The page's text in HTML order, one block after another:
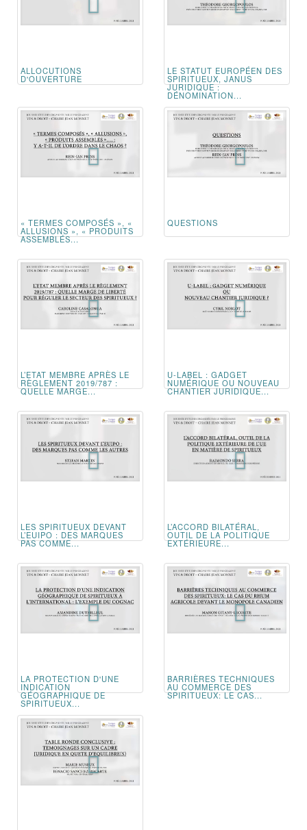
ALLOCUTIONS
D'OUVERTURE
LE STATUT EUROPÉEN DES
SPIRITUEUX, JANUS
JURIDIQUE :
DÉNOMINATION...
« TERMES COMPOSÉS », «
ALLUSIONS », « PRODUITS
ASSEMBLÉS...
QUESTIONS
L’ETAT MEMBRE APRÈS LE
RÈGLEMENT 2019/787 :
QUELLE MARGE...
U-LABEL : GADGET
NUMÉRIQUE OU NOUVEAU
CHANTIER JURIDIQUE...
LES SPIRITUEUX DEVANT
L’EUIPO : DES MARQUES
PAS COMME...
L’ACCORD BILATÉRAL,
OUTIL DE LA POLITIQUE
EXTÉRIEURE...
LA PROTECTION D'UNE
INDICATION
GÉOGRAPHIQUE DE
SPIRITUEUX...
BARRIÈRES TECHNIQUES
AU COMMERCE DES
SPIRITUEUX: LE CAS...